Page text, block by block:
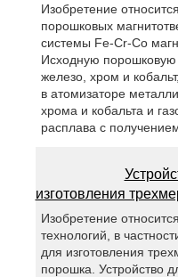
Изобретение
порошковых
системы Fe-Cr-Co
Исходную
железо, хром и
в атомизаторе
хрома и кобальта и
расплава с
изготовления
Изобретение
технологий, в
для изготовления
порошка. Устройство